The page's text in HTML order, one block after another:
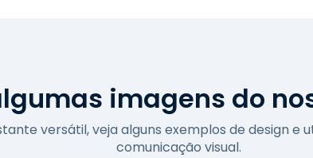
imagens do
versátil, veja alguns exemplos de design e
comunicação visual.